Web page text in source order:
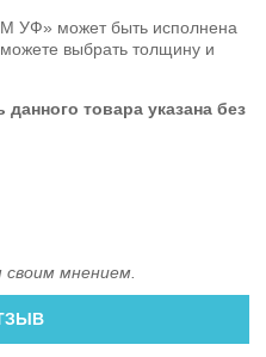
УФ» может быть исполнена
выбрать толщину и
товара указана без
мнением.